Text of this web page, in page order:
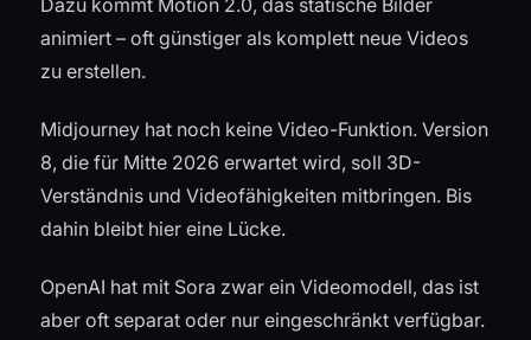
Dazu kommt Motion 2.0, das statische Bilder
animiert – oft günstiger als komplett neue Videos
zu erstellen.
Midjourney hat noch keine Video-Funktion. Version
8, die für Mitte 2026 erwartet wird, soll 3D-
Verständnis und Videofähigkeiten mitbringen. Bis
dahin bleibt hier eine Lücke.
OpenAI hat mit Sora zwar ein Videomodell, das ist
aber oft separat oder nur eingeschränkt verfügbar.